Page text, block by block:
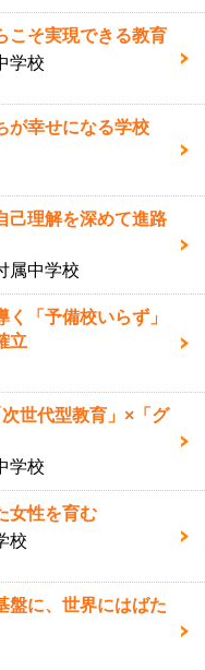
こそ実現できる教育
学校
が幸せになる学校
己理解を深めて進路
属中学校
「予備校いらず」
立
次世代型教育」×「グ
学校
女性を育む
校
盤に、世界にはばた